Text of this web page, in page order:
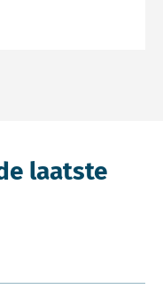
laatste